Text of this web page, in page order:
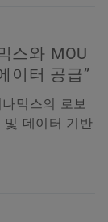
스와 MOU
이터 공급”
믹스의 로보
및 데이터 기반